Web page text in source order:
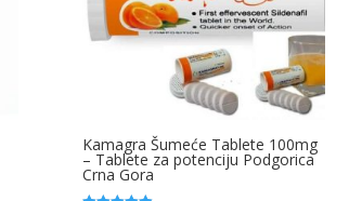
Kamagra Šumeće Tablete 100mg
– Tablete za potenciju Podgorica
Crna Gora